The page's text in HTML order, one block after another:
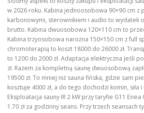
w 2026 roku. Kabina jednoosobowa 90×90 cm z
karbonowymi, sterownikiem i audio to wydatek
brutto. Kabina dwuosobowa 120×110 cm to
Kabina trzyosobowa narożna 150×150 cm z full
chromoterapią to koszt 18000 do 26000 zł.
to 1200 do 2000 zł. Adaptacja elektryczna jeśli
zł. Razem za kompletną saunę dwuosobową
19500 zł. To mniej niż sauna fińska, gdzie sam
kosztuje 4000 zł, a do tego dochodzi komin, siła
Eksploatacja sauny IR 2 kW przy taryfie G11 Enea
1.70 zł za godzinny seans. Przy trzech seansach